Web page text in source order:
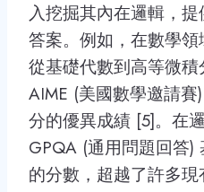
入挖掘其內在邏輯，
答案。例如，在數學
從基礎代數到高等微
AIME (美國數學邀請
分的優異成績 [5]。在
GPQA (通用問題回答)
的分數，超越了許多現